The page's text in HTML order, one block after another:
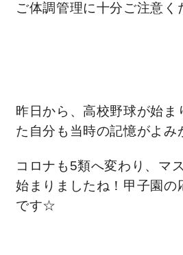
家具まで標準仕様の空間
身体に優しい自然素材の家
耐震等級3 & 許容応力度計
ご体調管理に十分ご注意く
昨日から、高校野球が始ま
た自分も当時の記憶がよみ
コロナも5類へ変わり、マ
始まりましたね！甲子園の
です☆